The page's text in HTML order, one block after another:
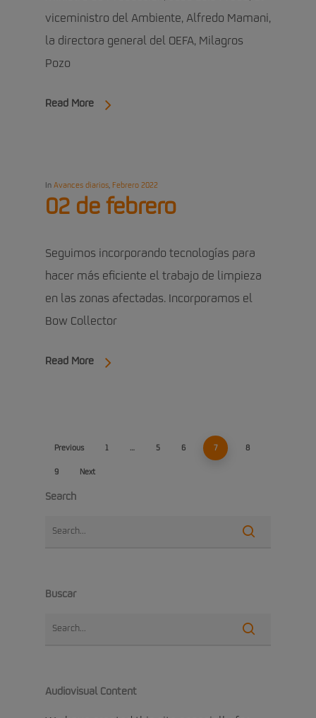
viceministro del Ambiente, Alfredo Mamani,
la directora general del OEFA, Milagros
Pozo
Read More
In Avances diarios, Febrero 2022
02 de febrero
Seguimos incorporando tecnologías para
hacer más eficiente el trabajo de limpieza
en las zonas afectadas. Incorporamos el
Bow Collector
Read More
Previous 1 … 5 6 7 8
9 Next
Search
Buscar
Audiovisual Content